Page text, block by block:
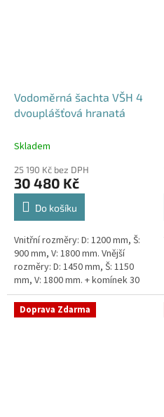
Vodoměrná šachta VŠH 4
dvouplášťová hranatá
Skladem
25 190 Kč bez DPH
30 480 Kč
Do košíku
Vnitřní rozměry: D: 1200 mm, Š:
900 mm, V: 1800 mm. Vnější
rozměry: D: 1450 mm, Š: 1150
mm, V: 1800 mm. + komínek 30
cm. Dvouplášťová vodoměrná
šachta - do míst se spodní...
Doprava Zdarma